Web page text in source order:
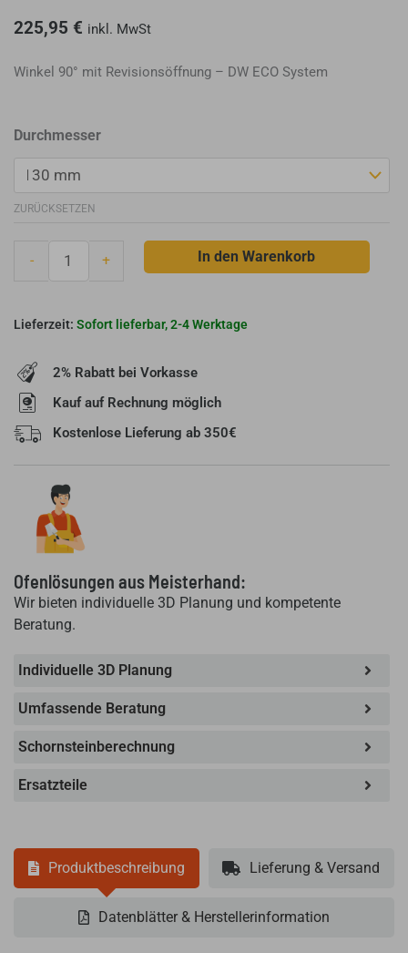
225,95 € inkl. MwSt
Winkel 90° mit Revisionsöffnung – DW ECO System
Durchmesser
ZURÜCKSETZEN
-
Jeremias
ECO
2.0
-
Winkelstück
mit
Edelstahl
Menge
+ In den Warenkorb
Sofort lieferbar, 2-4 Werktage
2% Rabatt bei Vorkasse
Kauf auf Rechnung möglich
Kostenlose Lieferung ab 350€
Ofenlösungen aus Meisterhand:
Wir bieten individuelle 3D Planung und kompetente
Beratung.
Individuelle 3D Planung
Umfassende Beratung
Schornsteinberechnung
Ersatzteile
Produktbeschreibung Lieferung & Versand
Datenblätter & Herstellerinformation